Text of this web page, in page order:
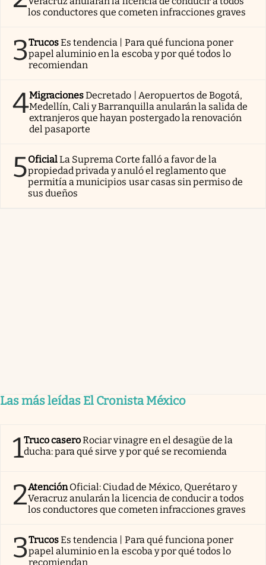
los conductores que cometen infracciones graves
3TrucosEs tendencia | Para qué funciona poner
papel aluminio en la escoba y por qué todos lo
recomiendan
4MigracionesDecretado | Aeropuertos de Bogotá,
Medellín, Cali y Barranquilla anularán la salida de
extranjeros que hayan postergado la renovación
del pasaporte
5OficialLa Suprema Corte falló a favor de la
propiedad privada y anuló el reglamento que
permitía a municipios usar casas sin permiso de
sus dueños
Las más leídas El Cronista México
1Truco caseroRociar vinagre en el desagüe de la
ducha: para qué sirve y por qué se recomienda
2AtenciónOficial: Ciudad de México, Querétaro y
Veracruz anularán la licencia de conducir a todos
los conductores que cometen infracciones graves
3TrucosEs tendencia | Para qué funciona poner
papel aluminio en la escoba y por qué todos lo
recomiendan